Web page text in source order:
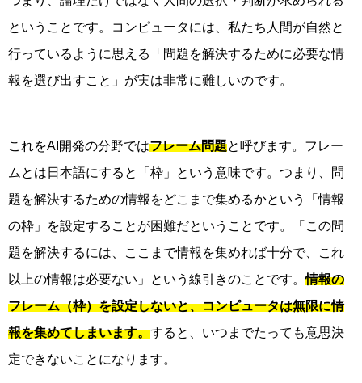
ということです。コンピュータには、私たち人間が自然と
行っているように思える「問題を解決するために必要な情
報を選び出すこと」が実は非常に難しいのです。
これをAI開発の分野ではフレーム問題と呼びます。フレー
ムとは日本語にすると「枠」という意味です。つまり、問
題を解決するための情報をどこまで集めるかという「情報
の枠」を設定することが困難だということです。「この問
題を解決するには、ここまで情報を集めれば十分で、これ
以上の情報は必要ない」という線引きのことです。情報の
フレーム（枠）を設定しないと、コンピュータは無限に情
報を集めてしまいます。すると、いつまでたっても意思決
定できないことになります。